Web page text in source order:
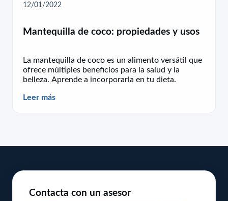
12/01/2022
Mantequilla de coco: propiedades y usos
La mantequilla de coco es un alimento versátil que
ofrece múltiples beneficios para la salud y la
belleza. Aprende a incorporarla en tu dieta.
Leer más
Contacta con un asesor